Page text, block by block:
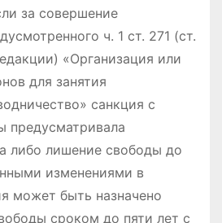
за совершение
ч. 1 ст. 271 (ст.
«Организация или
для занятия
санкция с
предусматривала
либо лишение свободы до
изменениями в
может быть назначено
сроком до пяти лет с